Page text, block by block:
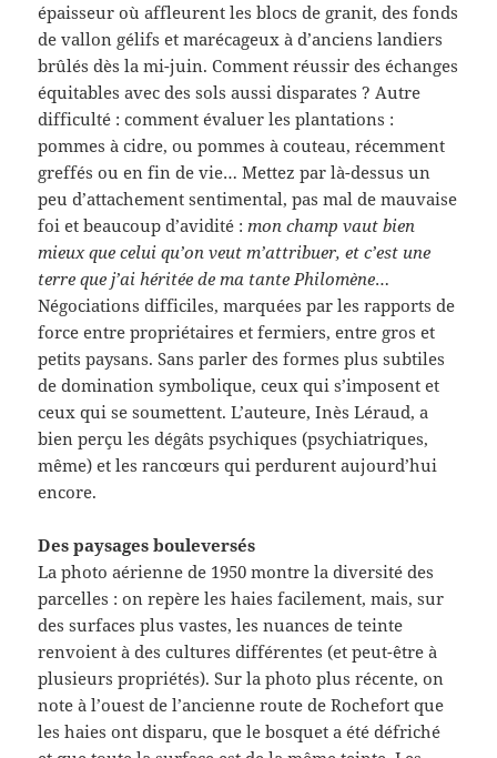
épaisseur où affleurent les blocs de granit, des fonds
de vallon gélifs et marécageux à d’anciens landiers
brûlés dès la mi-juin. Comment réussir des échanges
équitables avec des sols aussi disparates ? Autre
difficulté : comment évaluer les plantations :
pommes à cidre, ou pommes à couteau, récemment
greffés ou en fin de vie… Mettez par là-dessus un
peu d’attachement sentimental, pas mal de mauvaise
foi et beaucoup d’avidité :mon champ vaut bien
mieux que celui qu’on veut m’attribuer, et c’est une
terre que j’ai héritée de ma tante Philomène…
Négociations difficiles, marquées par les rapports de
force entre propriétaires et fermiers, entre gros et
petits paysans. Sans parler des formes plus subtiles
de domination symbolique, ceux qui s’imposent et
ceux qui se soumettent. L’auteure, Inès Léraud, a
bien perçu les dégâts psychiques (psychiatriques,
même) et les rancœurs qui perdurent aujourd’hui
encore.
Des paysages bouleversés
La photo aérienne de 1950 montre la diversité des
parcelles : on repère les haies facilement, mais, sur
des surfaces plus vastes, les nuances de teinte
renvoient à des cultures différentes (et peut-être à
plusieurs propriétés). Sur la photo plus récente, on
note à l’ouest de l’ancienne route de Rochefort que
les haies ont disparu, que le bosquet a été défriché